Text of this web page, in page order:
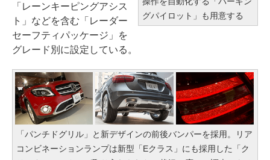
グパイロット」も用意する
「レーンキーピングアシス
ト」などを含む「レーダー
セーフティパッケージ」を
グレード別に設定している。
「パンチドグリル」と新デザインの前後バンパーを採用。リア
コンビネーションランプは新型「Eクラス」にも採用した「ク